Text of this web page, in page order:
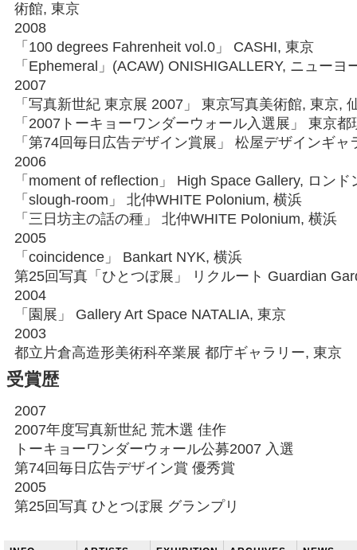
術館, 東京
2008
「100 degrees Fahrenheit vol.0」 CASHI, 東京
「Ephemeral」(ACAW) ONISHIGALLERY, ニューヨ
2007
「写真新世紀 東京展 2007」 東京写真美術館, 東京,
「2007トーキョーワンダーウォール入選展」 東京
「第74回毎日広告デザイン賞展」 松屋デザインギャ
2006
「moment of reflection」 High Space Gallery, ロンド
「slough-room」 北仲WHITE Polonium, 横浜
「三日坊主の話の種」 北仲WHITE Polonium, 横浜
2005
「coincidence」 Bankart NYK, 横浜
第25回写真「ひとつぼ展」 リクルート Guardian
2004
「園展」 Gallery Art Space NATALIA, 東京
2003
都立片倉高造形美術科卒業展 都庁ギャラリー, 東京
受賞歴
2007
2007年度写真新世紀 荒木選 佳作
トーキョーワンダーウォール公募2007 入選
第74回毎日広告デザイン賞 優秀賞
2005
第25回写真 ひとつぼ展 グランプリ